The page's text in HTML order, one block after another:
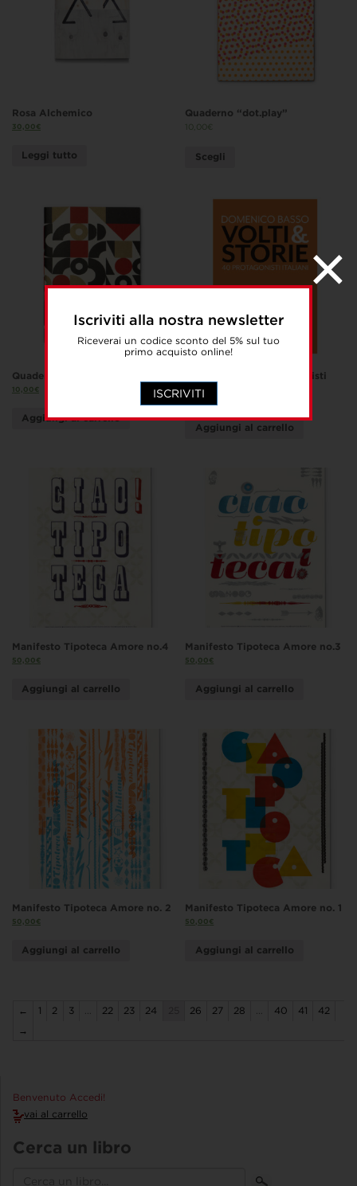
Iscriviti alla nostra newsletter
Riceverai un codice sconto del 5% sul tuo
primo acquisto online!
ISCRIVITI
Rosa Alchemico
30,00€
Leggi tutto
Quaderno “dot.play”
10,00€
Scegli
Quaderno “Futura”
10,00€
Aggiungi al carrello
Volti&Storie. 40 protagonisti
italiani
18,00
Aggiungi al carrello
Manifesto Tipoteca Amore no.4
50,00€
Aggiungi al carrello
Manifesto Tipoteca Amore no.3
50,00€
Aggiungi al carrello
Manifesto Tipoteca Amore no. 2
50,00€
Aggiungi al carrello
Manifesto Tipoteca Amore no. 1
50,00€
Aggiungi al carrello
← 1 2 3 … 22 23 24 26 27 28 … 40 41
42
→
Benvenuto Accedi!
vai al carrello
Cerca un libro